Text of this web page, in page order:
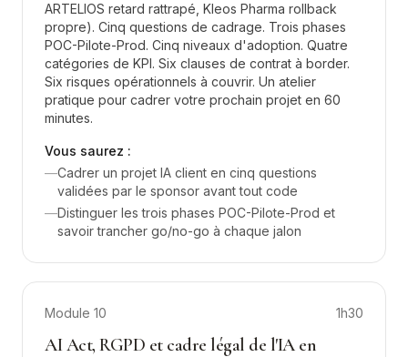
ARTELIOS retard rattrapé, Kleos Pharma rollback
propre). Cinq questions de cadrage. Trois phases
POC-Pilote-Prod. Cinq niveaux d'adoption. Quatre
catégories de KPI. Six clauses de contrat à border.
Six risques opérationnels à couvrir. Un atelier
pratique pour cadrer votre prochain projet en 60
minutes.
Vous saurez :
—Cadrer un projet IA client en cinq questions
validées par le sponsor avant tout code
—Distinguer les trois phases POC-Pilote-Prod et
savoir trancher go/no-go à chaque jalon
Module 10 1h30
AI Act, RGPD et cadre légal de l'IA en